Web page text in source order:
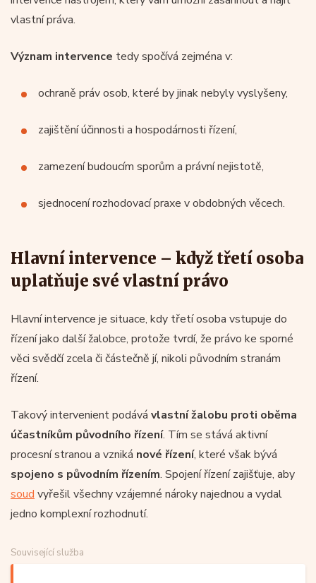
vlastní práva.
Význam intervence tedy spočívá zejména v:
ochraně práv osob, které by jinak nebyly vyslyšeny,
zajištění účinnosti a hospodárnosti řízení,
zamezení budoucím sporům a právní nejistotě,
sjednocení rozhodovací praxe v obdobných věcech.
Hlavní intervence – když třetí osoba
uplatňuje své vlastní právo
Hlavní intervence je situace, kdy třetí osoba vstupuje do
řízení jako další žalobce, protože tvrdí, že právo ke sporné
věci svědčí zcela či částečně jí, nikoli původním stranám
řízení.
Takový intervenient podává vlastní žalobu proti oběma
účastníkům původního řízení. Tím se stává aktivní
procesní stranou a vzniká nové řízení, které však bývá
spojeno s původním řízením. Spojení řízení zajišťuje, aby
soud vyřešil všechny vzájemné nároky najednou a vydal
jedno komplexní rozhodnutí.
Související služba